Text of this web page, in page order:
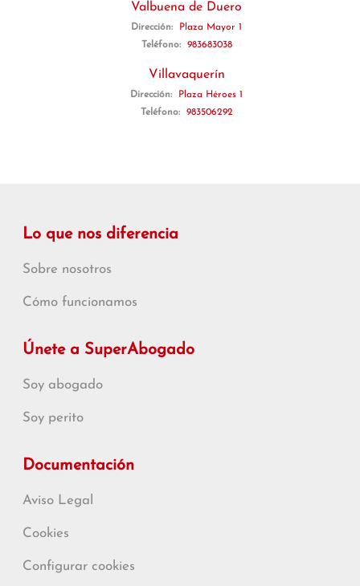
Valbuena de Duero
Dirección:
Plaza Mayor 1
Teléfono:
983683038
Villavaquerín
Dirección:
Plaza Héroes 1
Teléfono:
983506292
Lo que nos diferencia
Sobre nosotros
Cómo funcionamos
Únete a SuperAbogado
Soy abogado
Soy perito
Documentación
Aviso Legal
Cookies
Configurar cookies